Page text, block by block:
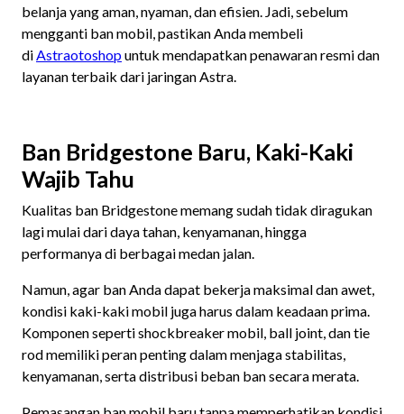
belanja yang aman, nyaman, dan efisien. Jadi, sebelum
mengganti ban mobil, pastikan Anda membeli
diAstraotoshopuntuk mendapatkan penawaran resmi dan
layanan terbaik dari jaringan Astra.
Ban Bridgestone Baru, Kaki-Kaki
Wajib Tahu
Kualitas ban Bridgestone memang sudah tidak diragukan
lagi mulai dari daya tahan, kenyamanan, hingga
performanya di berbagai medan jalan.
Namun, agar ban Anda dapat bekerja maksimal dan awet,
kondisi kaki-kaki mobil juga harus dalam keadaan prima.
Komponen seperti shockbreaker mobil, ball joint, dan tie
rod memiliki peran penting dalam menjaga stabilitas,
kenyamanan, serta distribusi beban ban secara merata.